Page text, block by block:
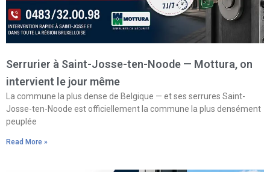
Serrurier à Saint-Josse-ten-Noode — Mottura, on
intervient le jour même
La commune la plus dense de Belgique — et ses serrures Saint-
Josse-ten-Noode est officiellement la commune la plus densément
peuplée
Read More »